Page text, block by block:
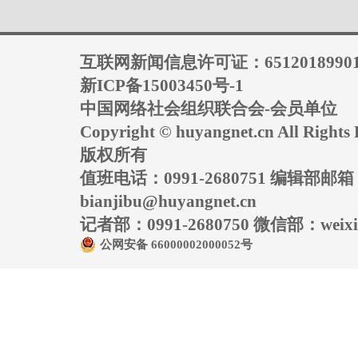
互联网新闻信息许可证：
新ICP备15003450号-1
中国网络社会组织联合会-会员单位
Copyright © huyangnet.cn All Rights
版权所有
值班电话：0991-2680751 编辑部邮箱
bianjibu@huyangnet.cn
记者部：0991-2680750 微信部：
公网安备 66000002000052号